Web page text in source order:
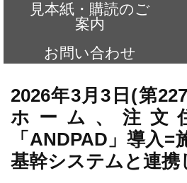
見本紙・購読のご
案内
お問い合わせ
2026年3月3日(第
ホーム、注文
「ANDPAD」導入=
基幹システムと連携